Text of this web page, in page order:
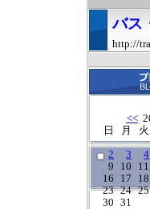
バス
http://
<<
日
2
9
16
23
30
月
3
10
17
24
31
火
4
11
18
25